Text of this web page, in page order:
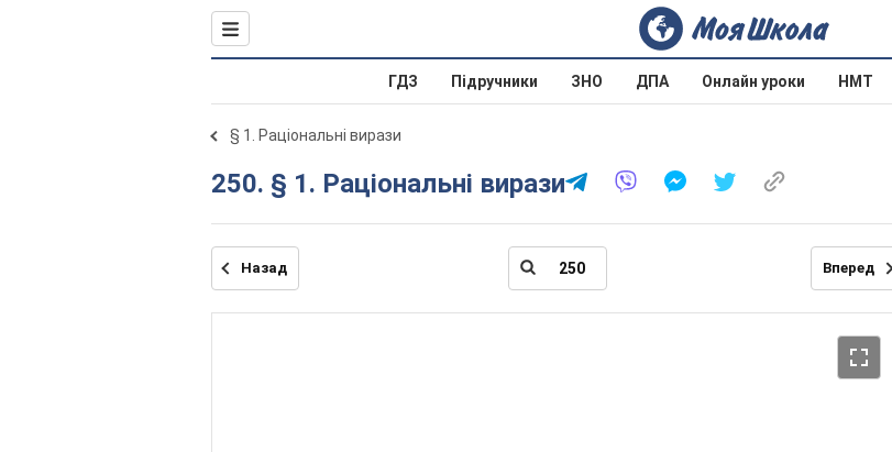
ГДЗ Підручники ЗНО ДПА Онлайн уроки НМТ
§ 1. Раціональні вирази
250. § 1. Раціональні вирази
Назад Вперед